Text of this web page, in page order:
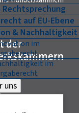
auf EU-Ebene
& Nachhaltigkeit
im
im
uns